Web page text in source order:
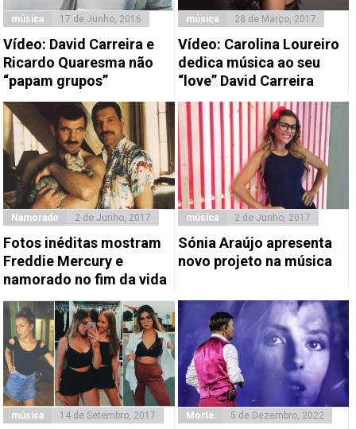
música 17 de Junho, 2016
Vídeo: David Carreira e
Ricardo Quaresma não
“papam grupos”
música 28 de Março, 2017
Vídeo: Carolina Loureiro
dedica música ao seu
“love” David Carreira
Namorado 2 de Junho, 2017
Fotos inéditas mostram
Freddie Mercury e
namorado no fim da vida
música 2 de Junho, 2017
Sónia Araújo apresenta
novo projeto na música
música 14 de Setembro, 2017 Morte 5 de Dezembro, 2022